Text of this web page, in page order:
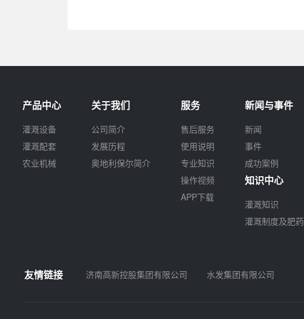
产品中心
灌溉设备
灌溉配套
农业机械
关于我们
公司简介
发展历程
奥地利保尔简介
服务
售后服务
使用说明
专业知识
操作视频
APP下载
新闻与事件
新闻
事件
成功案例
知识中心
灌溉知识
灌溉制度及肥药
友情链接 济南高新控股集团有限公司 水发集团有限公司